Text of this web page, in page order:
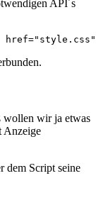
API´s
wir ja etwas
Anzeige
dem Script seine